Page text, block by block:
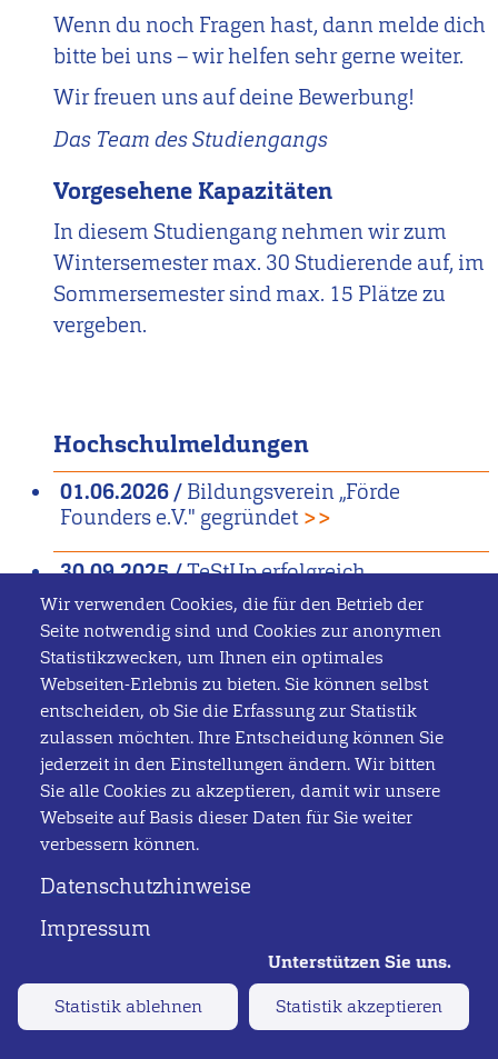
jetzt bewerben
Wenn du noch Fragen hast, dann melde dich
bitte bei uns – wir helfen sehr gerne weiter.
Wir freuen uns auf deine Bewerbung!
Das Team des Studiengangs
Vorgesehene Kapazitäten
In diesem Studiengang nehmen wir zum
Wintersemester max. 30 Studierende auf, im
Sommersemester sind max. 15 Plätze zu
vergeben.
Hochschulmeldungen
01.06.2026 / Bildungsverein „Förde
Founders e.V." gegründet >>
30.09.2025/TeStUp erfolgreich
abgeschlossen – Hochschule Flensburg
verstetigt Erfolge im Studiengang GIE>>
07.07.2025/„Wir brauchen keine Erklärer,
sondern Macher*innen“>>
20.06.2025 /Fünf neue Studiengänge:
Hochschule Flensburg bildet für die
Zukunft aus >>
Alles erfahren und überzeugt?
Wir verwenden Cookies, die für den Betrieb der
Seite notwendig sind und Cookies zur anonymen
Statistikzwecken, um Ihnen ein optimales
Webseiten-Erlebnis zu bieten. Sie können selbst
entscheiden, ob Sie die Erfassung zur Statistik
zulassen möchten. Ihre Entscheidung können Sie
jederzeit in den Einstellungen ändern. Wir bitten
Sie alle Cookies zu akzeptieren, damit wir unsere
Webseite auf Basis dieser Daten für Sie weiter
verbessern können.
Datenschutzhinweise
Impressum
Statistik ablehnen Statistik akzeptieren